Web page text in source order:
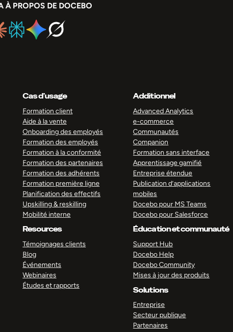
À PROPOS DE DOCEBO
Cas d’usage
Formation client
Aide à la vente
Onboarding des employés
Formation des employés
Formation à la conformité
Formation des partenaires
Formation des adhérents
Formation première ligne
Planification des effectifs
Upskilling & reskilling
Mobilité interne
Resources
Témoignages clients
Blog
Événements
Webinaires
Études et rapports
Additionnel
Advanced Analytics
e-commerce
Communautés
Companion
Formation sans interface
Apprentissage gamifié
Entreprise étendue
Publication d’applications
mobiles
Docebo pour MS Teams
Docebo pour Salesforce
Éducation et communauté
Support Hub
Docebo Help
Docebo Community
Mises à jour des produits
Solutions
Entreprise
Secteur publique
Partenaires